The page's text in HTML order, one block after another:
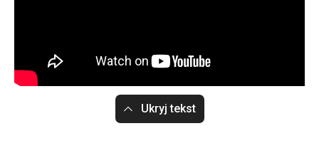
Ukryj tekst